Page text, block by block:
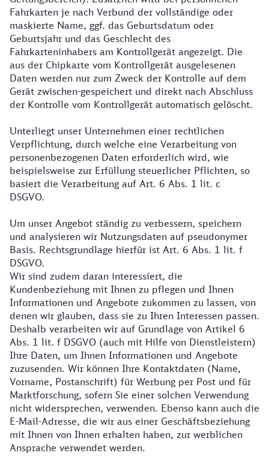
Fahrkarten je nach Verbund der vollständige oder
maskierte Name, ggf. das Geburtsdatum oder
Geburtsjahr und das Geschlecht des
Fahrkarteninhabers am Kontrollgerät angezeigt. Die
aus der Chipkarte vom Kontrollgerät ausgelesenen
Daten werden nur zum Zweck der Kontrolle auf dem
Gerät zwischen-gespeichert und direkt nach Abschluss
der Kontrolle vom Kontrollgerät automatisch gelöscht.
Unterliegt unser Unternehmen einer rechtlichen
Verpflichtung, durch welche eine Verarbeitung von
personenbezogenen Daten erforderlich wird, wie
beispielsweise zur Erfüllung steuerlicher Pflichten, so
basiert die Verarbeitung auf Art. 6 Abs. 1 lit. c
DSGVO.
Um unser Angebot ständig zu verbessern, speichern
und analysieren wir Nutzungsdaten auf pseudonymer
Basis. Rechtsgrundlage hierfür ist Art. 6 Abs. 1 lit. f
DSGVO.
Wir sind zudem daran interessiert, die
Kundenbeziehung mit Ihnen zu pflegen und Ihnen
Informationen und Angebote zukommen zu lassen, von
denen wir glauben, dass sie zu Ihren Interessen passen.
Deshalb verarbeiten wir auf Grundlage von Artikel 6
Abs. 1 lit. f DSGVO (auch mit Hilfe von Dienstleistern)
Ihre Daten, um Ihnen Informationen und Angebote
zuzusenden. Wir können Ihre Kontaktdaten (Name,
Vorname, Postanschrift) für Werbung per Post und für
Marktforschung, sofern Sie einer solchen Verwendung
nicht widersprechen, verwenden. Ebenso kann auch die
E-Mail-Adresse, die wir aus einer Geschäftsbeziehung
mit Ihnen von Ihnen erhalten haben, zur werblichen
Ansprache verwendet werden.